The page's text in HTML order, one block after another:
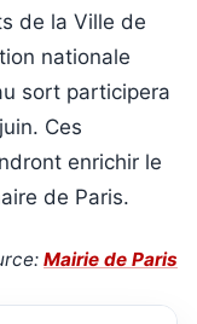
de la Ville de
nationale
sort participera
Ces
enrichir le
de Paris.
Mairie de Paris